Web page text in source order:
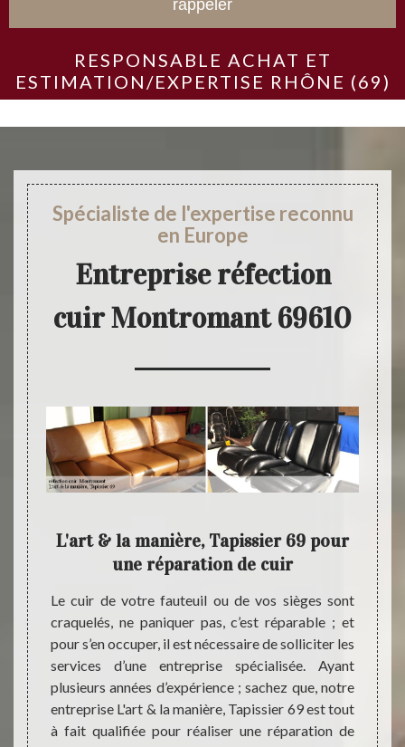
RESPONSABLE ACHAT ET
ESTIMATION/EXPERTISE RHÔNE (69)
Spécialiste de l'expertise reconnu
en Europe
Entreprise réfection
cuir Montromant 69610
pour
faire
vous
& la
L'art & la manière, Tapissier 69 pour
une réparation de cuir
Le cuir de votre fauteuil ou de vos sièges sont
craquelés, ne paniquer pas, c’est réparable ; et
pour s’en occuper, il est nécessaire de solliciter les
services d’une entreprise spécialisée. Ayant
plusieurs années d’expérience ; sachez que, notre
entreprise L'art & la manière, Tapissier 69 est tout
à fait qualifiée pour réaliser une réparation de
Si